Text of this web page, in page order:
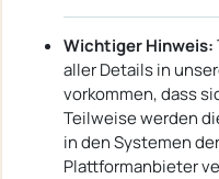
Wichtiger Hinweis:
aller Details in
vorkommen, dass
Teilweise werden
in den Systemen
Plattformanbieter